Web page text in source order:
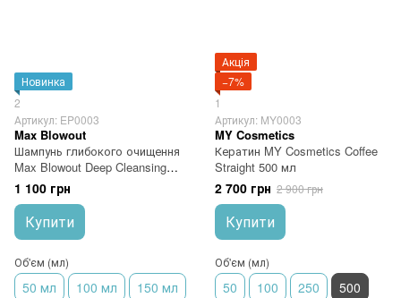
Новинка
2
Артикул: EP0003
Max Blowout
Шампунь глибокого очищення
Max Blowout Deep Cleansing
500 мл
1 100 грн
Купити
Об'єм (мл)
50 мл 100 мл
150 мл
Акція
−7%
1
Артикул: MY0003
MY Cosmetics
Кератин MY Cosmetics Coffee
Straight 500 мл
2 700 грн 2 900 грн
Купити
Об'єм (мл)
50 100 250 500